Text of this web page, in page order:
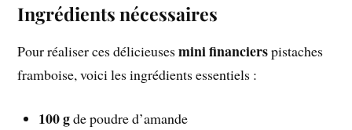
Ingrédients nécessaires
Pour réaliser ces délicieusesmini financierspistaches
framboise, voici les ingrédients essentiels :
100 gde poudre d’amande